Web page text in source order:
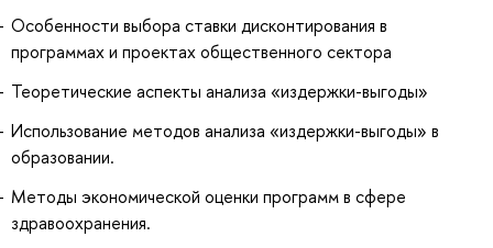
Особенности выбора ставки дисконтирования в
программах и проектах общественного сектора
Теоретические аспекты анализа «издержки-выгоды»
Использование методов анализа «издержки-выгоды» в
образовании.
Методы экономической оценки программ в сфере
здравоохранения.